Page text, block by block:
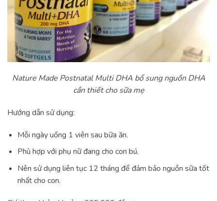
Nature Made Postnatal Multi DHA bổ sung nguồn DHA
cần thiết cho sữa mẹ
Hướng dẫn sử dụng:
Mỗi ngày uống 1 viên sau bữa ăn.
Phù hợp với phụ nữ đang cho con bú.
Nên sử dụng liên tục 12 tháng để đảm bảo nguồn sữa tốt
nhất cho con.